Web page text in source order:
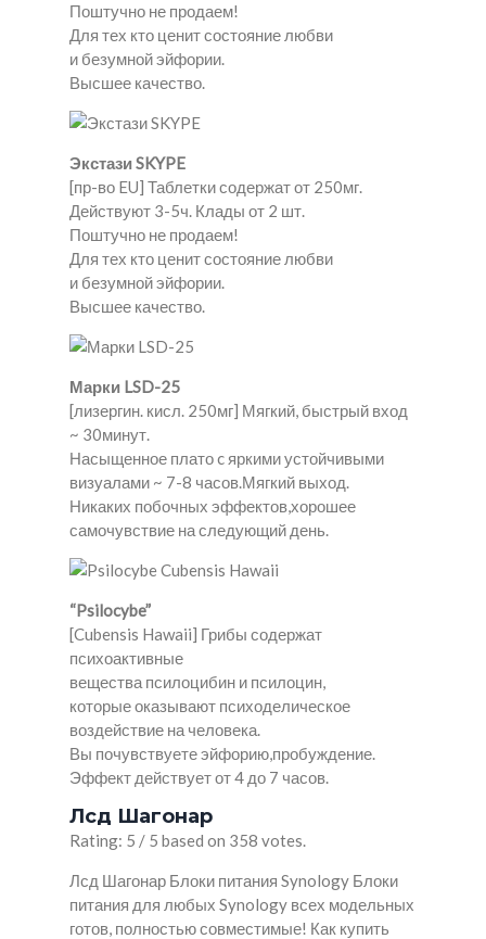
Поштучно не продаем!
Для тех кто ценит состояние любви
и безумной эйфории.
Высшее качество.
Экстази SKYPE
[пр-во EU] Таблетки содержат от 250мг.
Действуют 3-5ч. Клады от 2 шт.
Поштучно не продаем!
Для тех кто ценит состояние любви
и безумной эйфории.
Высшее качество.
Марки LSD-25
[лизергин. кисл. 250мг] Мягкий, быстрый вход
~ 30минут.
Насыщенное плато c яркими устойчивыми
визуалами ~ 7-8 часов.Мягкий выход.
Никаких побочных эффектов,хорошее
самочувствие на следующий день.
“Psilocybe”
[Cubensis Hawaii] Грибы содержат
психоактивные
вещества псилоцибин и псилоцин,
которые оказывают психоделическое
воздействие на человека.
Вы почувствуете эйфорию,пробуждение.
Эффект действует от 4 до 7 часов.
Лсд Шагонар
Rating: 5 / 5 based on 358 votes.
Лсд Шагонар Блоки питания Synology Блоки
питания для любых Synology всех модельных
готов, полностью совместимые! Как купить